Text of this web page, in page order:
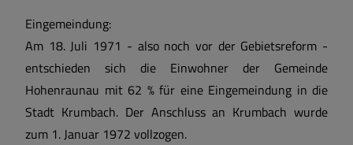
Eingemeindung:
Am 18. Juli 1971 - also noch vor der Gebietsreform -
entschieden sich die Einwohner der Gemeinde
Hohenraunau mit 62 % für eine Eingemeindung in die
Stadt Krumbach. Der Anschluss an Krumbach wurde
zum 1. Januar 1972 vollzogen.